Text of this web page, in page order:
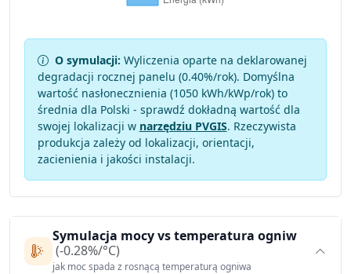
O symulacji: Wyliczenia oparte na deklarowanej
degradacji rocznej panelu (0.40%/rok). Domyślna
wartość nasłonecznienia (1050 kWh/kWp/rok) to
średnia dla Polski - sprawdź dokładną wartość dla
swojej lokalizacji w narzędziu PVGIS. Rzeczywista
produkcja zależy od lokalizacji, orientacji,
zacienienia i jakości instalacji.
Symulacja mocy vs temperatura ogniw
(-0.28%/°C)
jak moc spada z rosnącą temperaturą ogniwa